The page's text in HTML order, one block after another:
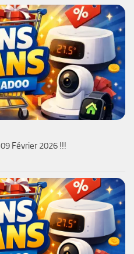
Février 2026 !!!